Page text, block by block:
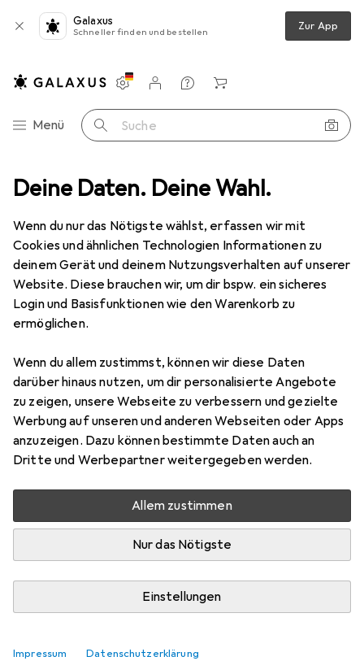
Deine Daten. Deine Wahl.
Wenn du nur das Nötigste wählst, erfassen wir mit
Cookies und ähnlichen Technologien Informationen zu
deinem Gerät und deinem Nutzungsverhalten auf unserer
Website. Diese brauchen wir, um dir bspw. ein sicheres
Login und Basisfunktionen wie den Warenkorb zu
ermöglichen.
Wenn du allem zustimmst, können wir diese Daten
darüber hinaus nutzen, um dir personalisierte Angebote
zu zeigen, unsere Webseite zu verbessern und gezielte
Werbung auf unseren und anderen Webseiten oder Apps
anzuzeigen. Dazu können bestimmte Daten auch an
Dritte und Werbepartner weitergegeben werden.
Allem zustimmen
Nur das Nötigste
Einstellungen
Impressum Datenschutzerklärung
Galaxus
Schneller finden und bestellen Zur App
Navigation nach Kategorien
Menü Suche
Einstellungen
Kundenkonto
Vergleichslisten
Merklisten
Warenkorb
Barcode Scanner Honeywell Orbit 7120 LASER-SCANNER KIT
5 Bilder
Honeywell Orbit 7120 LASER-
SCANNER KIT
1D-Barcodes
Preis in EUR inkl. MwSt.
EUR
154,96
Schneller lieferbar
Angebot fürEUR
187,51
1
Zwischen Fr, 7.8. und Di, 11.8. geliefert
6 Stück an Lager beim Lieferanten